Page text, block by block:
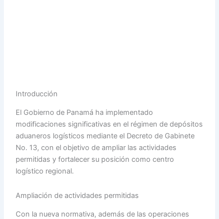
Introducción
El Gobierno de Panamá ha implementado
modificaciones significativas en el régimen de depósitos
aduaneros logísticos mediante el Decreto de Gabinete
No. 13, con el objetivo de ampliar las actividades
permitidas y fortalecer su posición como centro
logístico regional.
Ampliación de actividades permitidas
Con la nueva normativa, además de las operaciones